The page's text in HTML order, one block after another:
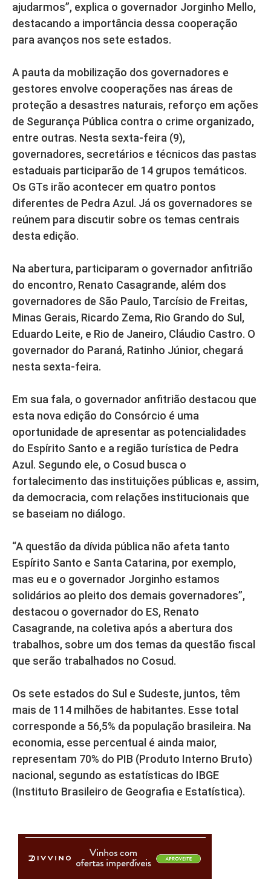
ajudarmos”, explica o governador Jorginho Mello,
destacando a importância dessa cooperação
para avanços nos sete estados.
A pauta da mobilização dos governadores e
gestores envolve cooperações nas áreas de
proteção a desastres naturais, reforço em ações
de Segurança Pública contra o crime organizado,
entre outras. Nesta sexta-feira (9),
governadores, secretários e técnicos das pastas
estaduais participarão de 14 grupos temáticos.
Os GTs irão acontecer em quatro pontos
diferentes de Pedra Azul. Já os governadores se
reúnem para discutir sobre os temas centrais
desta edição.
Na abertura, participaram o governador anfitrião
do encontro, Renato Casagrande, além dos
governadores de São Paulo, Tarcísio de Freitas,
Minas Gerais, Ricardo Zema, Rio Grando do Sul,
Eduardo Leite, e Rio de Janeiro, Cláudio Castro. O
governador do Paraná, Ratinho Júnior, chegará
nesta sexta-feira.
Em sua fala, o governador anfitrião destacou que
esta nova edição do Consórcio é uma
oportunidade de apresentar as potencialidades
do Espírito Santo e a região turística de Pedra
Azul. Segundo ele, o Cosud busca o
fortalecimento das instituições públicas e, assim,
da democracia, com relações institucionais que
se baseiam no diálogo.
“A questão da dívida pública não afeta tanto
Espírito Santo e Santa Catarina, por exemplo,
mas eu e o governador Jorginho estamos
solidários ao pleito dos demais governadores”,
destacou o governador do ES, Renato
Casagrande, na coletiva após a abertura dos
trabalhos, sobre um dos temas da questão fiscal
que serão trabalhados no Cosud.
Os sete estados do Sul e Sudeste, juntos, têm
mais de 114 milhões de habitantes. Esse total
corresponde a 56,5% da população brasileira. Na
economia, esse percentual é ainda maior,
representam 70% do PIB (Produto Interno Bruto)
nacional, segundo as estatísticas do IBGE
(Instituto Brasileiro de Geografia e Estatística).